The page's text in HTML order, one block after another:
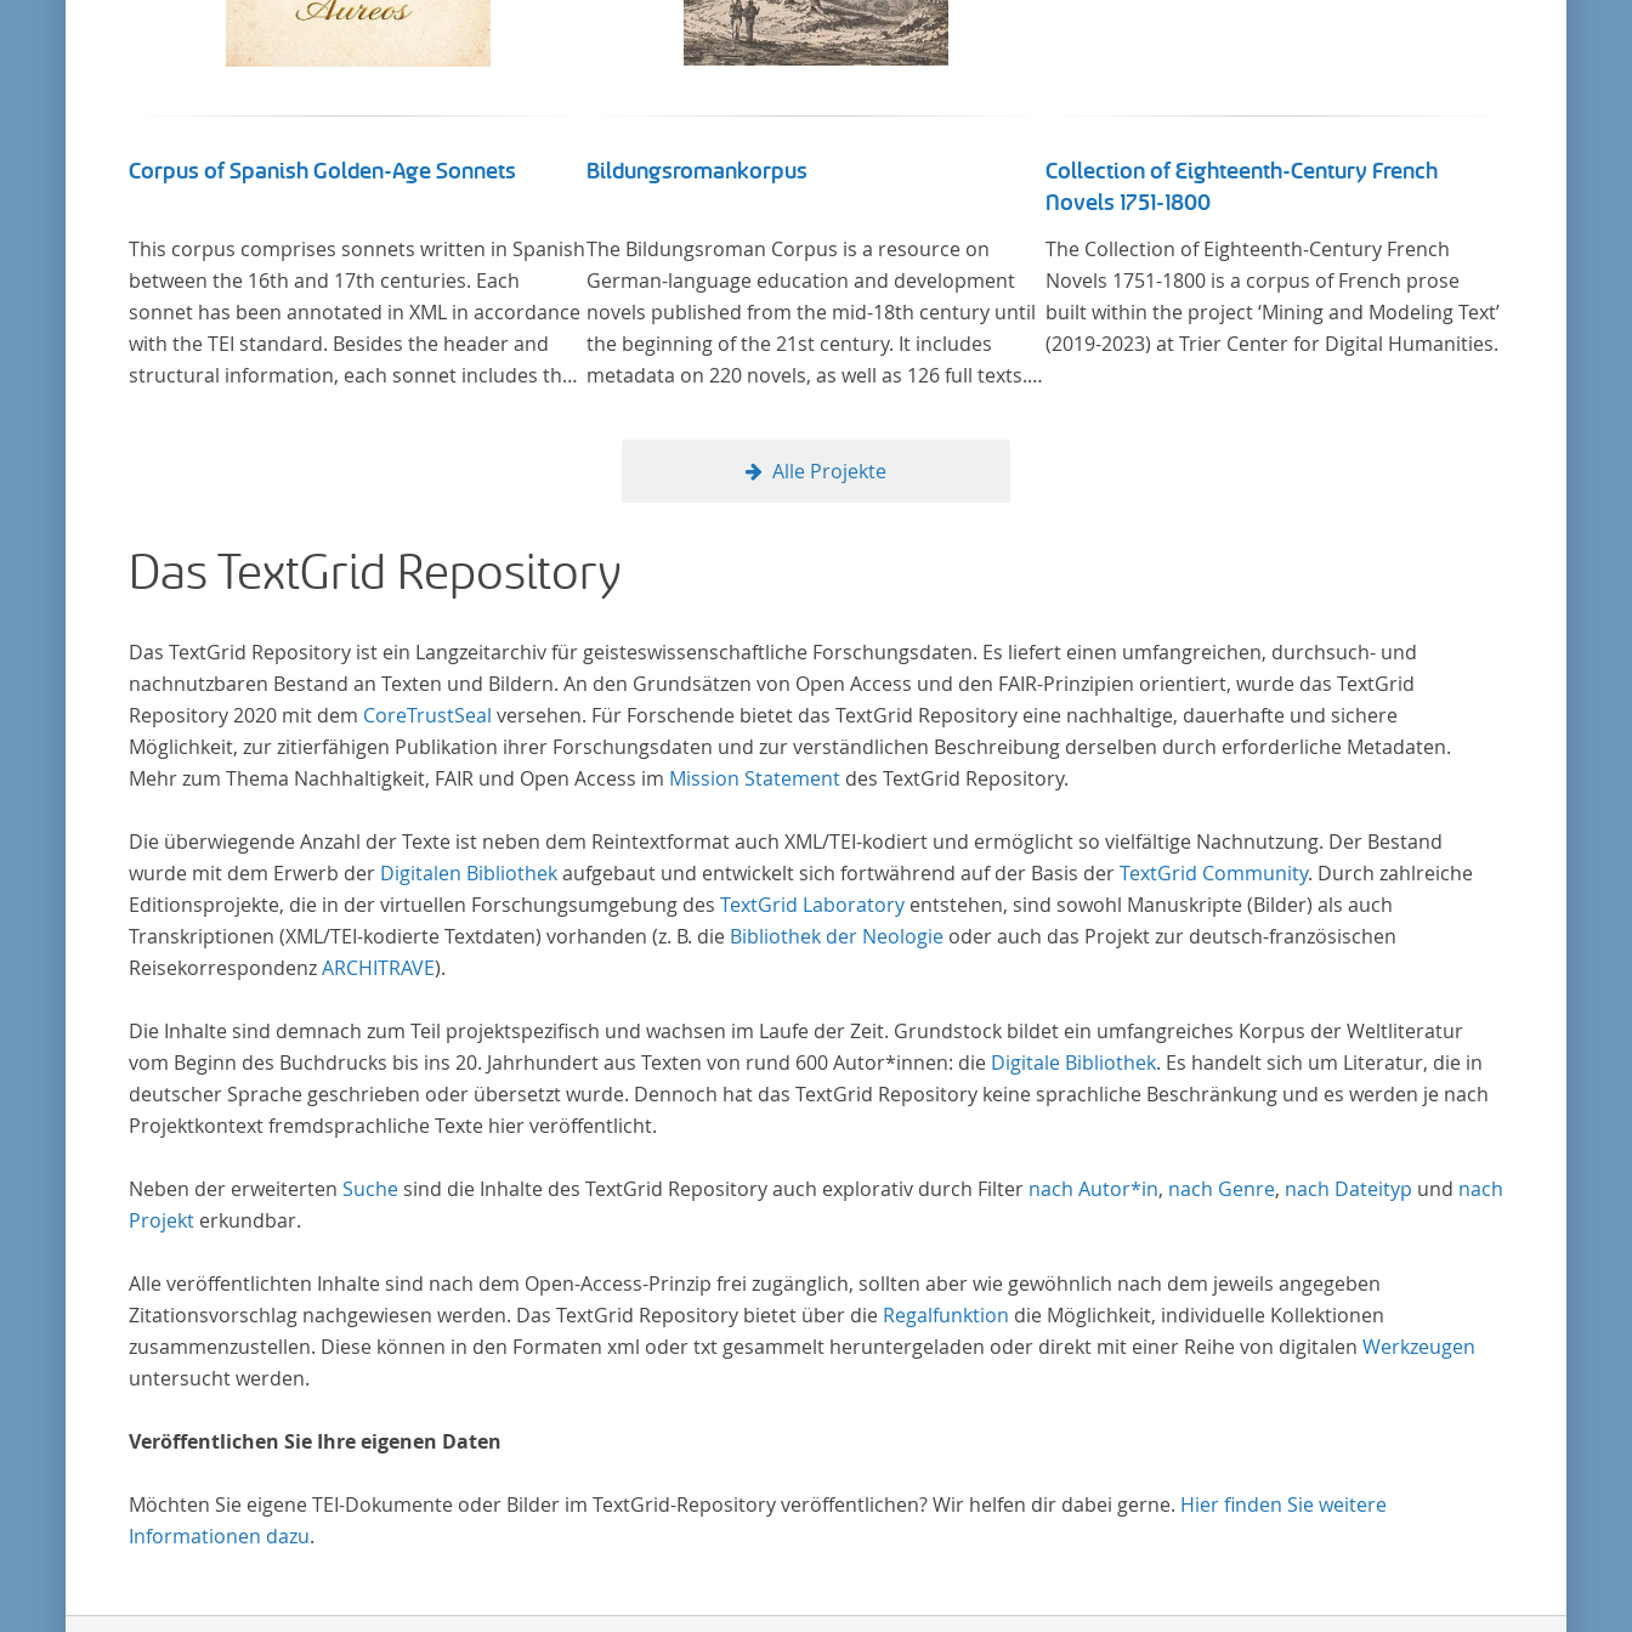
Corpus of Spanish Golden-Age Sonnets
This corpus comprises sonnets written in Spanish
between the 16th and 17th centuries. Each
sonnet has been annotated in XML in accordance
with the TEI standard. Besides the header and
structural information, each sonnet includes the
Bildungsromankorpus
The Bildungsroman Corpus is a resource on
German-language education and development
novels published from the mid-18th century until
the beginning of the 21st century. It includes
metadata on 220 novels, as well as 126 full texts.
(or "teenage girl novel") genre a subcategory of
Collection of Eighteenth-Century French
Novels 1751-1800
The Collection of Eighteenth-Century French
Novels 1751-1800 is a corpus of French prose
built within the project ‘Mining and Modeling Text’
(2019-2023) at Trier Center for Digital Humanities.
Alle Projekte
Das TextGrid Repository
Das TextGrid Repository ist ein Langzeitarchiv für geisteswissenschaftliche Forschungsdaten. Es liefert einen umfangreichen, durchsuch- und
nachnutzbaren Bestand an Texten und Bildern. An den Grundsätzen von Open Access und den FAIR-Prinzipien orientiert, wurde das TextGrid
Repository 2020 mit dem CoreTrustSeal versehen. Für Forschende bietet das TextGrid Repository eine nachhaltige, dauerhafte und sichere
Möglichkeit, zur zitierfähigen Publikation ihrer Forschungsdaten und zur verständlichen Beschreibung derselben durch erforderliche Metadaten.
Mehr zum Thema Nachhaltigkeit, FAIR und Open Access im Mission Statementdes TextGrid Repository.
Die überwiegende Anzahl der Texte ist neben dem Reintextformat auch XML/TEI-kodiert und ermöglicht so vielfältige Nachnutzung. Der Bestand
wurde mit dem Erwerb der Digitalen Bibliothekaufgebaut und entwickelt sich fortwährend auf der Basis derTextGrid Community. Durch zahlreiche
Editionsprojekte, die in der virtuellen Forschungsumgebung des TextGrid Laboratoryentstehen, sind sowohl Manuskripte (Bilder) als auch
Transkriptionen (XML/TEI-kodierte Textdaten) vorhanden (z. B. die Bibliothek der Neologieoder auch das Projekt zur deutsch-französischen
ReisekorrespondenzARCHITRAVE).
Die Inhalte sind demnach zum Teil projektspezifisch und wachsen im Laufe der Zeit. Grundstock bildet ein umfangreiches Korpus der Weltliteratur
vom Beginn des Buchdrucks bis ins 20. Jahrhundert aus Texten von rund 600 Autor*innen: die Digitale Bibliothek. Es handelt sich um Literatur, die in
deutscher Sprache geschrieben oder übersetzt wurde. Dennoch hat das TextGrid Repository keine sprachliche Beschränkung und es werden je nach
Projektkontext fremdsprachliche Texte hier veröffentlicht.
Neben der erweiterten Suchesind die Inhalte des TextGrid Repository auch explorativ durch Filter nach Autor*in, nach Genre, nach Dateityp und nach
Projekterkundbar.
Alle veröffentlichten Inhalte sind nach dem Open-Access-Prinzip frei zugänglich, sollten aber wie gewöhnlich nach dem jeweils angegeben
Zitationsvorschlag nachgewiesen werden. Das TextGrid Repository bietet über die Regalfunktion die Möglichkeit, individuelle Kollektionen
zusammenzustellen. Diese können in den Formaten xml oder txt gesammelt heruntergeladen oder direkt mit einer Reihe von digitalen Werkzeugen
untersucht werden.
Veröffentlichen Sie Ihre eigenen Daten
Möchten Sie eigene TEI-Dokumente oder Bilder im TextGrid-Repository veröffentlichen? Wir helfen dir dabei gerne. Hier finden Sie weitere
Informationen dazu.